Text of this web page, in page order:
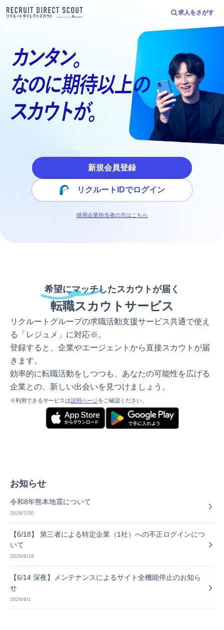
求人をさがす
新規会員登録
リクルートIDでログイン
採用企業担当者の方はこちら
希望にマッチしたスカウトが届く
転職スカウトサービス
リクルートグループの求職活動支援サービス共通で使え
る「レジュメ」に対応※。
登録すると、企業やエージェントから直接スカウトが届
きます。
効率的に転職活動をしつつも、あなたの可能性を広げる
企業との、新しい出会いを見つけましょう。
※利用できるサービスは説明ページをご確認ください。
お知らせ
令和8年熊本地震について
2026/7/30
【6/18】 第三者による特定企業（1社）への不正ログインにつ
いて
2026/6/18
【6/14 深夜】メンテナンスによるサイト全機能停止のお知ら
せ
2026/6/1